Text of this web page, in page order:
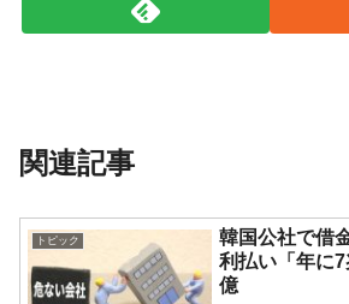
関連記事
トピック
韓国公社で借
利払い「年に
億